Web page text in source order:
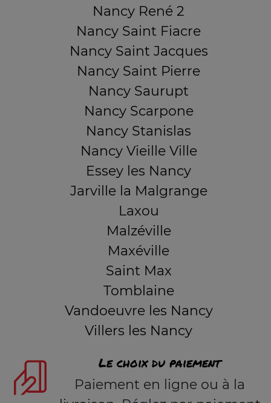
Nancy René 2
Nancy Saint Fiacre
Nancy Saint Jacques
Nancy Saint Pierre
Nancy Saurupt
Nancy Scarpone
Nancy Stanislas
Nancy Vieille Ville
Essey les Nancy
Jarville la Malgrange
Laxou
Malzéville
Maxéville
Saint Max
Tomblaine
Vandoeuvre les Nancy
Villers les Nancy
Le choix du paiement
Paiement en ligne ou à la